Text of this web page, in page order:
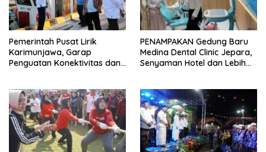
Pemerintah Pusat Lirik
Karimunjawa, Garap
Penguatan Konektivitas dan
PENAMPAKAN Gedung Baru
Medina Dental Clinic Jepara,
Senyaman Hotel dan Lebih